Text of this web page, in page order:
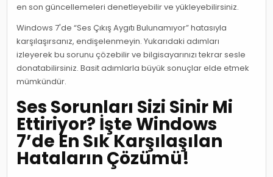
en son güncellemeleri denetleyebilir ve yükleyebilirsiniz.
Windows 7'de “Ses Çıkış Aygıtı Bulunamıyor” hatasıyla
karşılaşırsanız, endişelenmeyin. Yukarıdaki adımları
izleyerek bu sorunu çözebilir ve bilgisayarınızı tekrar sesle
donatabilirsiniz. Basit adımlarla büyük sonuçlar elde etmek
mümkündür.
Ses Sorunları Sizi Sinir Mi
Ettiriyor? İşte Windows
7’de En Sık Karşılaşılan
Hataların Çözümü!